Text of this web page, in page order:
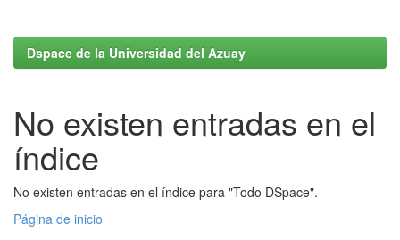
Dspace de la Universidad del Azuay
No existen entradas en el
índice
No existen entradas en el índice para "Todo DSpace".
Página de inicio